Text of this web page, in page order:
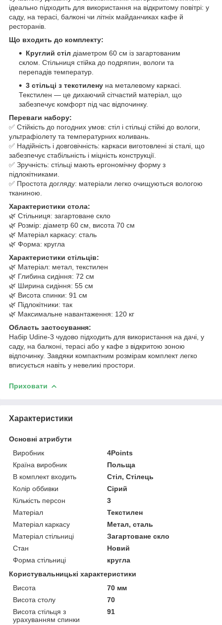
ідеально підходить для використання на відкритому повітрі: у
саду, на терасі, балконі чи літніх майданчиках кафе й
ресторанів.
Що входить до комплекту:
Круглий стіл діаметром 60 см із загартованим
склом. Стільниця стійка до подряпин, вологи та
перепадів температур.
3 стільці з текстилену на металевому каркасі.
Текстилен — це дихаючий сітчастий матеріал, що
забезпечує комфорт під час відпочинку.
Переваги набору:
✅ Стійкість до погодних умов: стіл і стільці стійкі до вологи,
ультрафіолету та температурних коливань.
✅ Надійність і довговічність: каркаси виготовлені зі сталі, що
забезпечує стабільність і міцність конструкції.
✅ Зручність: стільці мають ергономічну форму з
підлокітниками.
✅ Простота догляду: матеріали легко очищуються вологою
тканиною.
Характеристики стола:
🌿 Стільниця: загартоване скло
🌿 Розмір: діаметр 60 см, висота 70 см
🌿 Матеріал каркасу: сталь
🌿 Форма: кругла
Характеристики стільців:
🌿 Матеріал: метал, текстилен
🌿 Глибина сидіння: 72 см
🌿 Ширина сидіння: 55 см
🌿 Висота спинки: 91 см
🌿 Підлокітники: так
🌿 Максимальне навантаження: 120 кг
Область застосування:
Набір Udine-3 чудово підходить для використання на дачі, у
саду, на балконі, терасі або у кафе з відкритою зоною
відпочинку. Завдяки компактним розмірам комплект легко
вписується навіть у невеликі простори.
Приховати
Характеристики
Основні атрибути
Виробник
4Points
Країна виробник
Польща
В комплект входить
Стіл, Стілець
Колір оббивки
Сірий
Кількість персон
3
Матеріал
Текстилен
Матеріал каркасу
Метал, сталь
Матеріал стільниці
Загартоване скло
Стан
Новий
Форма стільниці
кругла
Користувальницькі характеристики
Висота
70 мм
Висота столу
70
Висота стільця з
урахуванням спинки
91